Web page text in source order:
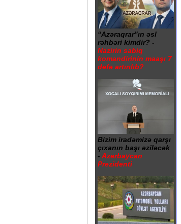
“Azəraqrar”ın əsl
rəhbəri kimdir? -
Nazirin sabiq
komandirinin maaşı 7
dəfə artırılıb?
Bizim iradəmizə qarşı
çıxanın başı əziləcək
- Azərbaycan
Prezidenti